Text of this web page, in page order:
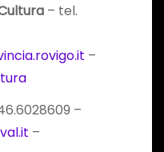
– tel.
–
–
–